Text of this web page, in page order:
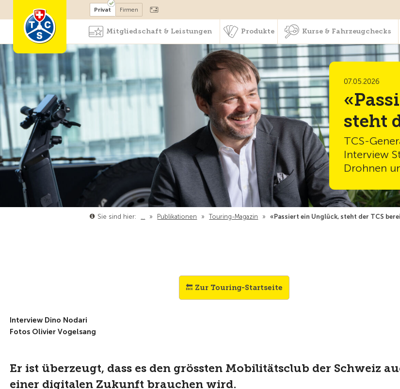
Mitglied werden Kurse &
Privat Firmen
Mitgliedschaft & Leistungen Produkte Kurse & Fahrzeugchecks
07.05.2026
steht
TCS-
Interview
Drohnen
Sie sind hier: … » Publikationen » Touring-Magazin » «Passiert ein Unglück, steht der TCS
🔙 Zur Touring-Startseite
Interview Dino Nodari
Fotos Olivier Vogelsang
Er ist überzeugt, dass es den grössten Mobilitätsclub der Schweiz
einer digitalen Zukunft brauchen wird.